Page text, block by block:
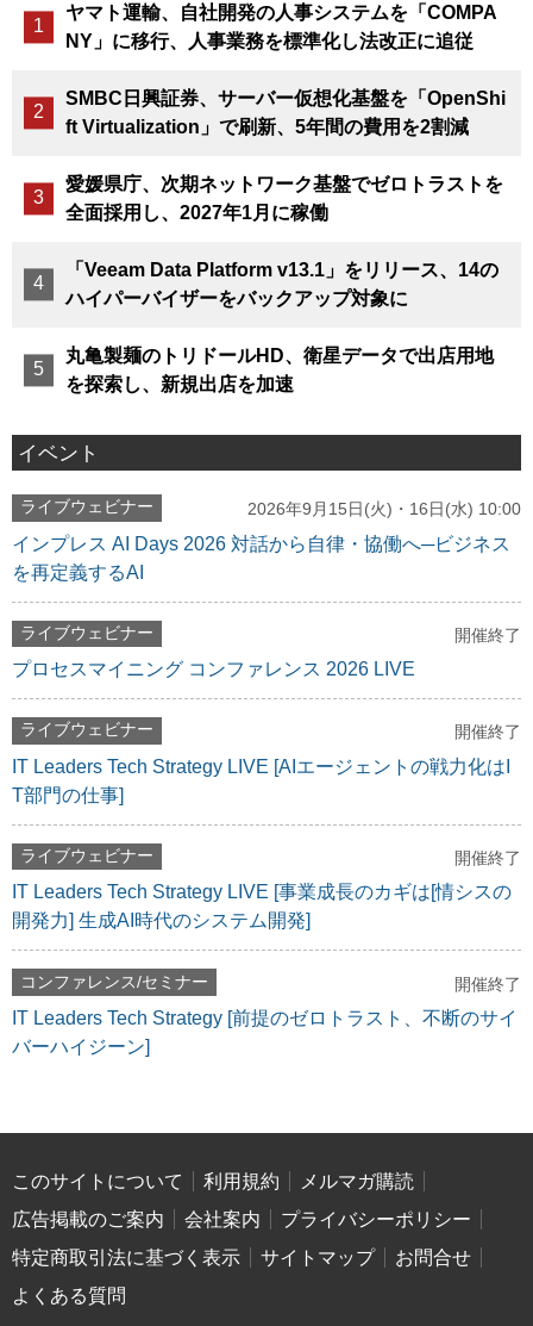
ヤマト運輸、自社開発の人事システムを「COMPA
NY」に移行、人事業務を標準化し法改正に追従
SMBC日興証券、サーバー仮想化基盤を「OpenShi
ft Virtualization」で刷新、5年間の費用を2割減
愛媛県庁、次期ネットワーク基盤でゼロトラストを
全面採用し、2027年1月に稼働
「Veeam Data Platform v13.1」をリリース、14の
ハイパーバイザーをバックアップ対象に
丸亀製麺のトリドールHD、衛星データで出店用地
を探索し、新規出店を加速
イベント
ライブウェビナー 2026年9月15日(火)・16日(水) 10:00
インプレス AI Days 2026 対話から自律・協働へ─ビジネス
を再定義するAI
ライブウェビナー 開催終了
プロセスマイニング コンファレンス 2026 LIVE
ライブウェビナー 開催終了
IT Leaders Tech Strategy LIVE [AIエージェントの戦力化はI
T部門の仕事]
ライブウェビナー 開催終了
IT Leaders Tech Strategy LIVE [事業成長のカギは[情シスの
開発力] 生成AI時代のシステム開発]
コンファレンス/セミナー 開催終了
IT Leaders Tech Strategy [前提のゼロトラスト、不断のサイ
バーハイジーン]
このサイトについて 利用規約
メルマガ購読
広告掲載のご案内
会社案内
プライバシーポリシー
特定商取引法に基づく表示
サイトマップ
お問合せ
よくある質問